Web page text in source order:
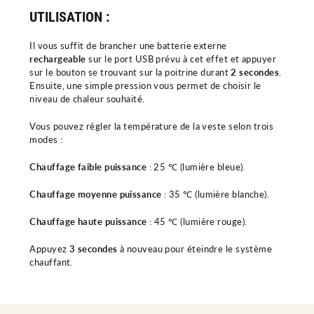
UTILISATION :
Il vous suffit de brancher une batterie externe
rechargeable sur le port USB prévu à cet effet et appuyer
sur le bouton se trouvant sur la poitrine durant2 secondes.
Ensuite, une simple pression vous permet de choisir le
niveau de chaleur souhaité.
Vous pouvez régler la température de la veste selon trois
modes :
Chauffage faible puissance : 25 ℃ (lumière bleue).
Chauffage moyenne puissance : 35 ℃ (lumière blanche).
Chauffage haute puissance : 45 ℃ (lumière rouge).
Appuyez3 secondes à nouveau pour éteindre le système
chauffant.